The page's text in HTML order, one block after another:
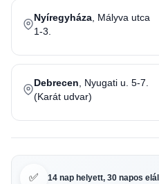
Nyíregyháza , Mályva utca
1-3.
Debrecen , Nyugati u. 5-7.
(Karát udvar)
✅ 14 nap helyett, 30 napos